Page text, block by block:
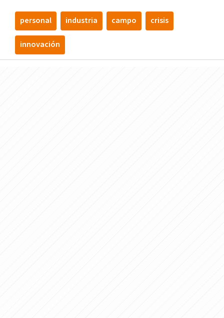
personal industria campo crisis
innovación